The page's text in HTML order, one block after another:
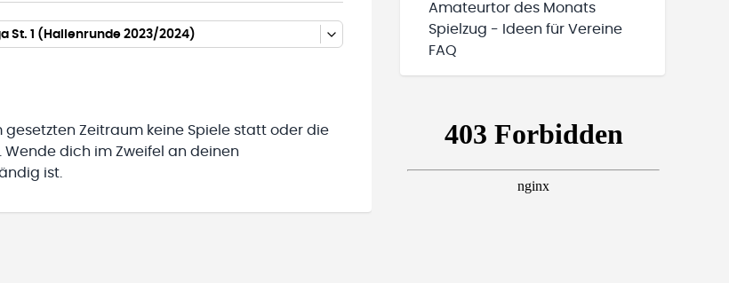
St. 1 (Hallenrunde 2023/2024)
gesetzten Zeitraum keine Spiele statt oder die
dich im Zweifel an deinen
ist.
Amateurtor des Monats
Spielzug - Ideen für Vereine
FAQ